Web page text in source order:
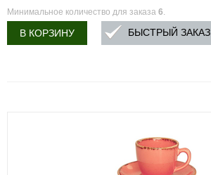
Минимальное количество для заказа 6.
В КОРЗИНУ БЫСТРЫЙ ЗАКАЗ